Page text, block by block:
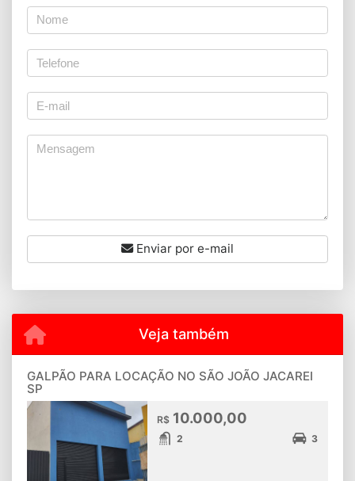
Enviar por e-mail
Veja também
GALPÃO PARA LOCAÇÃO NO SÃO JOÃO JACAREI
SP
R$ 10.000,00
2 3